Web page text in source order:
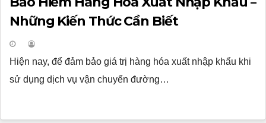
Những Kiến Thức Cần Biết
Hiện nay, để đảm bảo giá trị hàng hóa xuất nhập khẩu khi
sử dụng dịch vụ vận chuyển đường…